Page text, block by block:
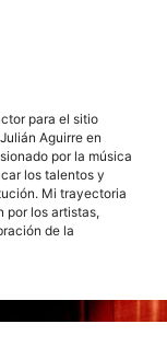
para el sitio
Aguirre en
por la música
los talentos y
Mi trayectoria
por los artistas,
de la